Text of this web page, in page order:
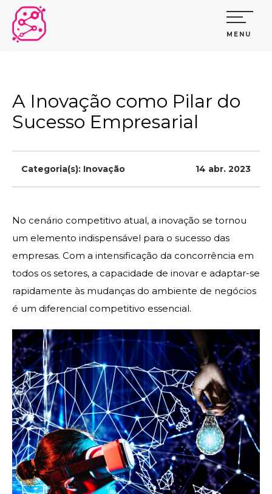
MENU
A Inovação como Pilar do
Sucesso Empresarial
Categoria(s): Inovação 14 abr. 2023
No cenário competitivo atual, a inovação se tornou
um elemento indispensável para o sucesso das
empresas. Com a intensificação da concorrência em
todos os setores, a capacidade de inovar e adaptar-se
rapidamente às mudanças do ambiente de negócios
é um diferencial competitivo essencial.